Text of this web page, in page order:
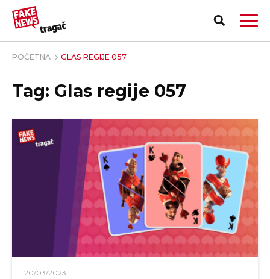
PRIJAVI LAŽNU VEST!
POČETNA GLAS REGIJE 057
Tag: Glas regije 057
20/03/2023